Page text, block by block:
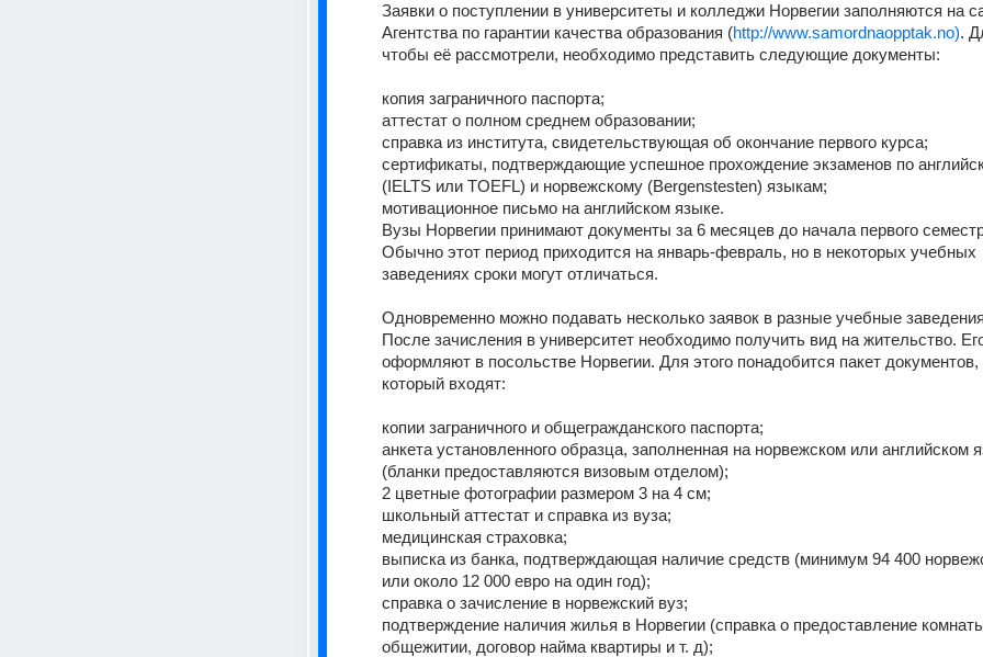
Заявки о поступлении в университеты и колледжи Норвегии заполняются на
Агентства по гарантии качества образования (http://www.samordnaopptak.no).
чтобы её рассмотрели, необходимо представить следующие документы:
копия заграничного паспорта;
аттестат о полном среднем образовании;
справка из института, свидетельствующая об окончание первого курса;
сертификаты, подтверждающие успешное прохождение экзаменов по
(IELTS или TOEFL) и норвежскому (Bergenstesten) языкам;
мотивационное письмо на английском языке.
Вузы Норвегии принимают документы за 6 месяцев до начала первого
Обычно этот период приходится на январь-февраль, но в некоторых учебных
заведениях сроки могут отличаться.
Одновременно можно подавать несколько заявок в разные учебные
После зачисления в университет необходимо получить вид на жительство.
оформляют в посольстве Норвегии. Для этого понадобится пакет документов,
который входят:
копии заграничного и общегражданского паспорта;
анкета установленного образца, заполненная на норвежском или английском
(бланки предоставляются визовым отделом);
2 цветные фотографии размером 3 на 4 см;
школьный аттестат и справка из вуза;
медицинская страховка;
выписка из банка, подтверждающая наличие средств (минимум 94 400
или около 12 000 евро на один год);
справка о зачисление в норвежский вуз;
подтверждение наличия жилья в Норвегии (справка о предоставление
общежитии, договор найма квартиры и т. д);